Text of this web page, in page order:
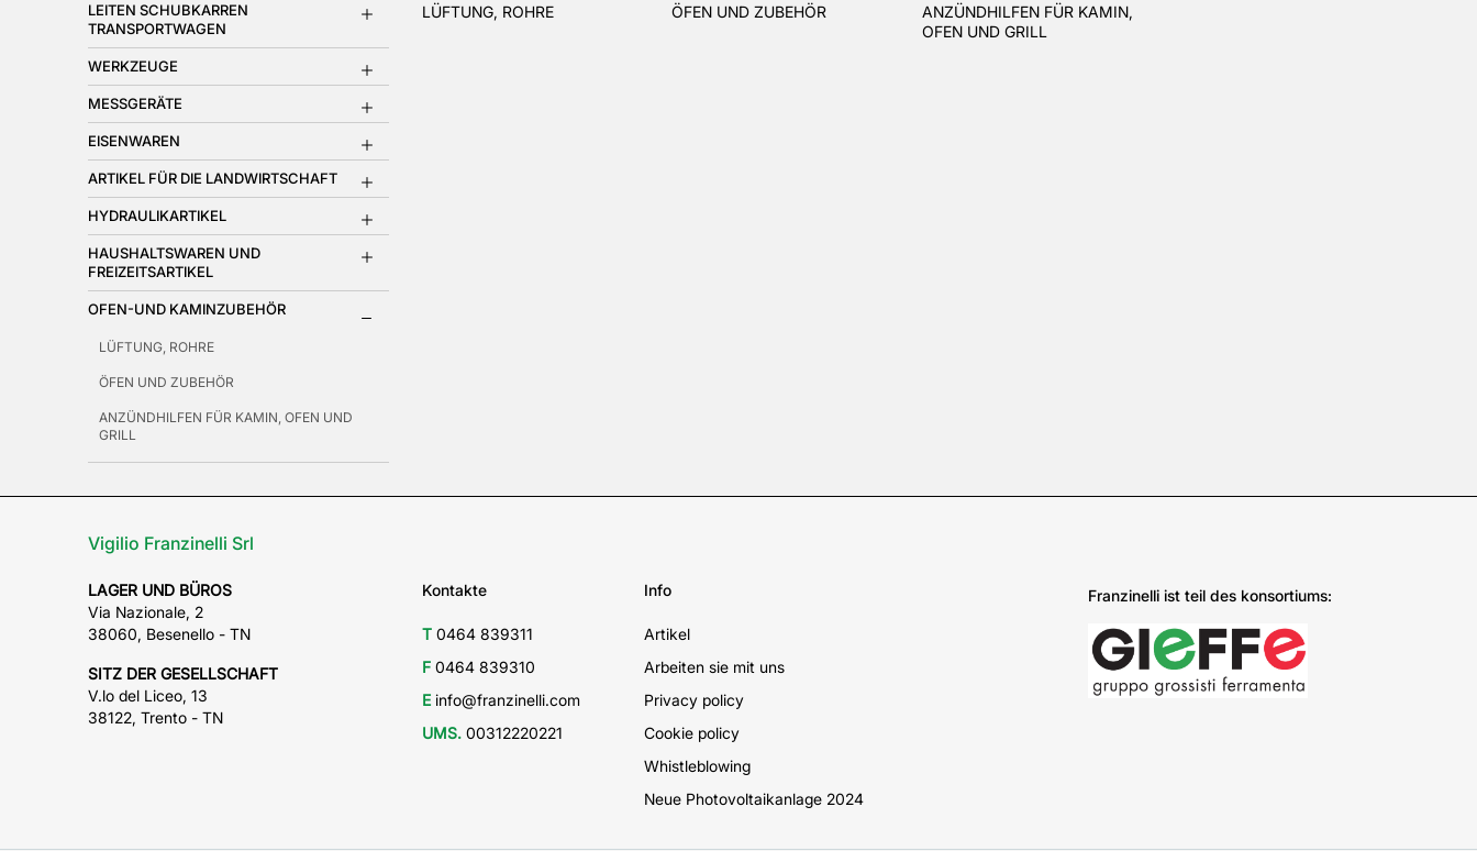
LEITEN SCHUBKARREN
TRANSPORTWAGEN
WERKZEUGE
MESSGERÄTE
EISENWAREN
ARTIKEL FÜR DIE LANDWIRTSCHAFT
HYDRAULIKARTIKEL
HAUSHALTSWAREN UND
FREIZEITSARTIKEL
OFEN-UND KAMINZUBEHÖR
LÜFTUNG, ROHRE
ÖFEN UND ZUBEHÖR
ANZÜNDHILFEN FÜR KAMIN, OFEN UND
GRILL
LÜFTUNG, ROHRE ÖFEN UND ZUBEHÖR
ANZÜNDHILFEN FÜR KAMIN,
OFEN UND GRILL
Vigilio Franzinelli Srl
LAGER UND BÜROS
Via Nazionale, 2
38060, Besenello - TN
SITZ DER GESELLSCHAFT
V.lo del Liceo, 13
38122, Trento - TN
Kontakte
T0464 839311
F0464 839310
Einfo@franzinelli.com
UMS.00312220221
Info
Artikel
Arbeiten sie mit uns
Privacy policy
Cookie policy
Whistleblowing
Neue Photovoltaikanlage 2024
Franzinelli ist teil des konsortiums: